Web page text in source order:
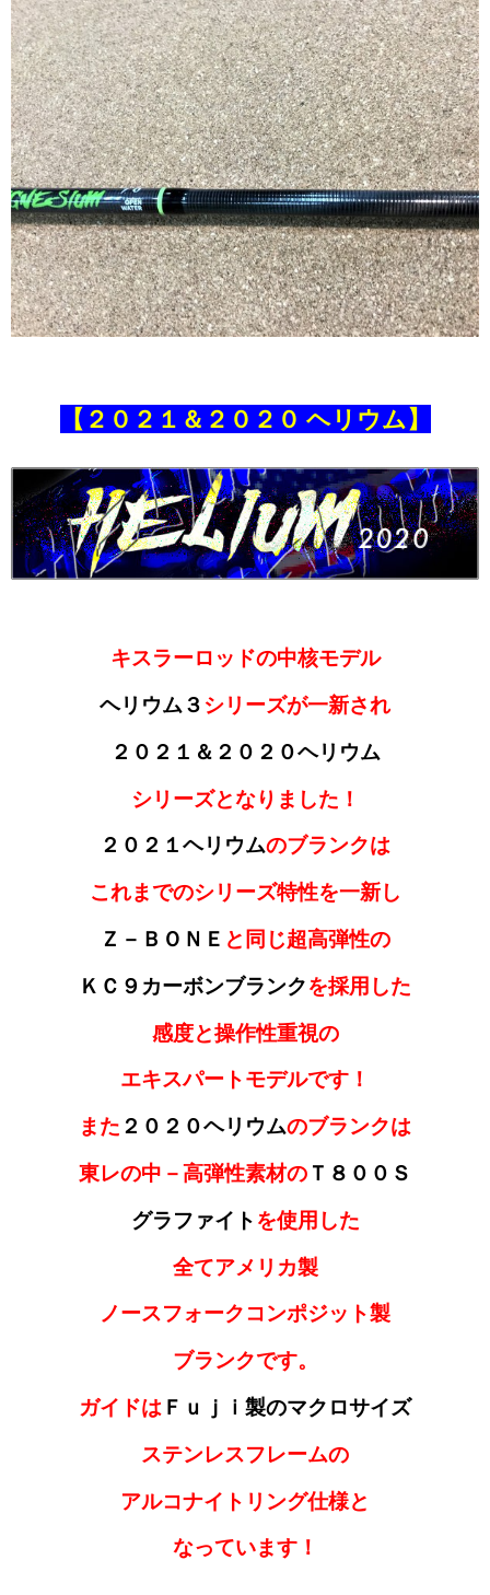
【２０２１＆２０２０ ヘリウム】
キスラーロッドの中核モデル
ヘリウム３ シリーズが一新され
２０２１＆２０２０ヘリウム
シリーズとなり ました！
２０２１ヘリウムのブランクは
これまでのシリーズ特性を一新し
Ｚ－ＢＯＮＥ と同じ超高弾性の
ＫＣ９カーボンブランクを採用した
感度と操作性重視の
エキスパートモデルです！
また ２０２０ヘリウムのブランクは
東レの中－高弾性素材の Ｔ８００Ｓ
グラファイト を使用した
全てアメリカ製
ノースフォークコンポジット製
ブランクです。
ガイドは Ｆｕｊｉ製のマクロサイズ
ステンレスフレームの
アルコナイトリング仕様と
なっています！